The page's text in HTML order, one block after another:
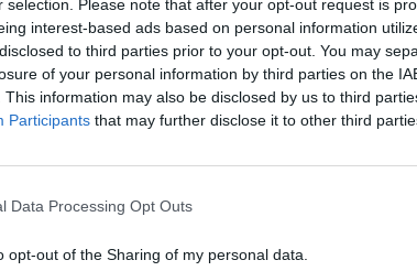
selection. Please note that after your opt-out request is
interest-based ads based on personal information
to third parties prior to your opt-out. You may
of your personal information by third parties on the
This information may also be disclosed by us to third
Participants that may further disclose it to other third
Data Processing Opt Outs
opt-out of the Sharing of my personal data.
pracovníků. Nejvyšší přidání ve výši 1.000 Kč
příjmy, a to až 6% navýšení základní mzdy, v
Kč. U zaměstnanců v nejvyšším pásmu do
se základní mzdou nad 50 000 Kč mzda
2021 dojde také k navýšení příspěvku na
Kč, tedy na částku 1 500 Kč mě-síčně. Na
13 milionů korun.
pro rok 2021, kterou jsme s vedením
za přijatelně příznivý kompromis
zástupcům vedení ČRo za věcný a
vyjednávání